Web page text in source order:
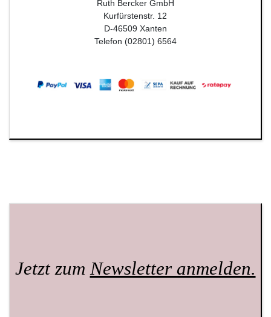
Ruth Bercker GmbH
Kurfürstenstr. 12
D-46509 Xanten
Telefon (02801) 6564
Jetzt zumNewsletter anmelden.